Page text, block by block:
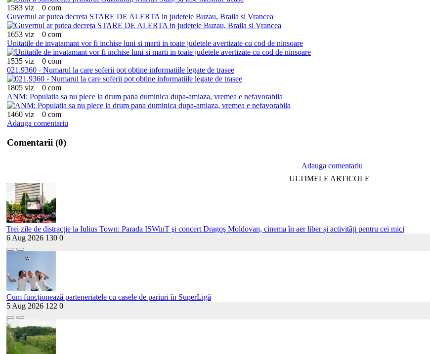
1583 viz
0 com
Guvernul ar putea decreta STARE DE ALERTA in judetele Buzau, Braila si Vrancea
1653 viz
0 com
Unitatile de invatamant vor fi inchise luni si marti in toate judetele avertizate cu cod de ninsoare
1535 viz
0 com
021.9360 - Numarul la care soferii pot obtine informatiile legate de trasee
1805 viz
0 com
ANM: Populatia sa nu plece la drum pana duminica dupa-amiaza, vremea e nefavorabila
1460 viz
0 com
Adauga comentariu
Comentarii (0)
Adauga comentariu
ULTIMELE ARTICOLE
Trei zile de distracție la Iulius Town: Parada ISWinT şi concert Dragoş Moldovan, cinema în aer liber și activități pentru cei mici
6 Aug 2026 130 0
Cum funcționează parteneriatele cu casele de pariuri în SuperLigă
5 Aug 2026 122 0